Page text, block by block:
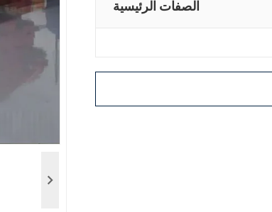
الصفات الرئيسية